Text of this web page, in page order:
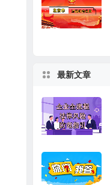
最新文章